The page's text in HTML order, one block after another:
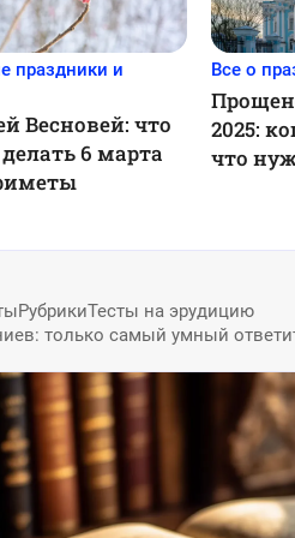
праздники и
Весновей: что
6 марта
Все о
2025:
что
РубрикиТесты на эрудицию
только самый умный